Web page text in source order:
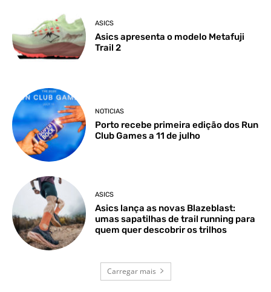
ASICS
Asics apresenta o modelo Metafuji
Trail 2
NOTICIAS
Porto recebe primeira edição dos Run
Club Games a 11 de julho
ASICS
Asics lança as novas Blazeblast:
umas sapatilhas de trail running para
quem quer descobrir os trilhos
Carregar mais